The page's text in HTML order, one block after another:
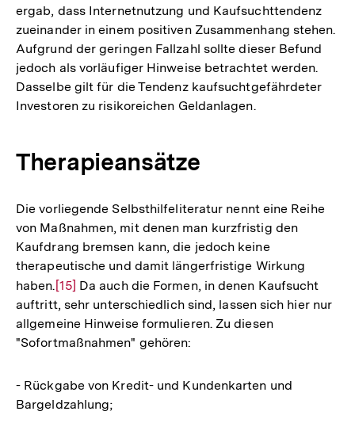
ergab, dass Internetnutzung und Kaufsuchttendenz
zueinander in einem positiven Zusammenhang stehen.
Aufgrund der geringen Fallzahl sollte dieser Befund
jedoch als vorläufiger Hinweise betrachtet werden.
Dasselbe gilt für die Tendenz kaufsuchtgefährdeter
Investoren zu risikoreichen Geldanlagen.
Therapieansätze
Die vorliegende Selbsthilfeliteratur nennt eine Reihe
von Maßnahmen, mit denen man kurzfristig den
Kaufdrang bremsen kann, die jedoch keine
therapeutische und damit längerfristige Wirkung
haben. Zur
Auflösung
der
Fußnote
[15] Da auch die Formen, in denen Kaufsucht
auftritt, sehr unterschiedlich sind, lassen sich hier nur
allgemeine Hinweise formulieren. Zu diesen
"Sofortmaßnahmen" gehören:
- Rückgabe von Kredit- und Kundenkarten und
Bargeldzahlung;